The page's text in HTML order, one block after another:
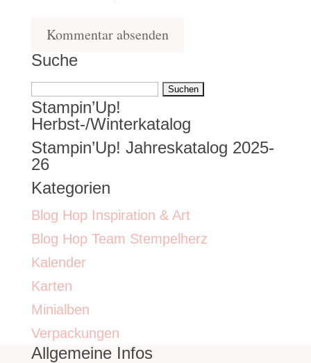
Suche
Suchen
nach:
Stampin’Up!
Herbst-/Winterkatalog
Stampin’Up! Jahreskatalog 2025-
26
Kategorien
Blog Hop Inspiration & Art
Blog Hop Team Stempelherz
Kalender
Karten
Minialben
Verpackungen
Allgemeine Infos